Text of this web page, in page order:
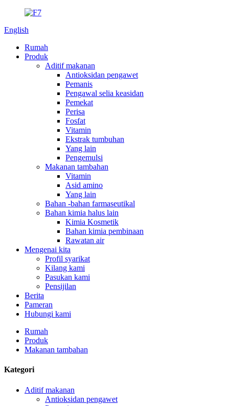
English
Rumah
Produk
Aditif makanan
Antioksidan pengawet
Pemanis
Pengawal selia keasidan
Pemekat
Perisa
Fosfat
Vitamin
Ekstrak tumbuhan
Yang lain
Pengemulsi
Makanan tambahan
Vitamin
Asid amino
Yang lain
Bahan -bahan farmaseutikal
Bahan kimia halus lain
Kimia Kosmetik
Bahan kimia pembinaan
Rawatan air
Mengenai kita
Profil syarikat
Kilang kami
Pasukan kami
Pensijilan
Berita
Pameran
Hubungi kami
Rumah
Produk
Makanan tambahan
Kategori
Aditif makanan
Antioksidan pengawet